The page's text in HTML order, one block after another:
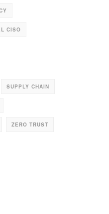
CISO
SUPPLY CHAIN
ZERO TRUST